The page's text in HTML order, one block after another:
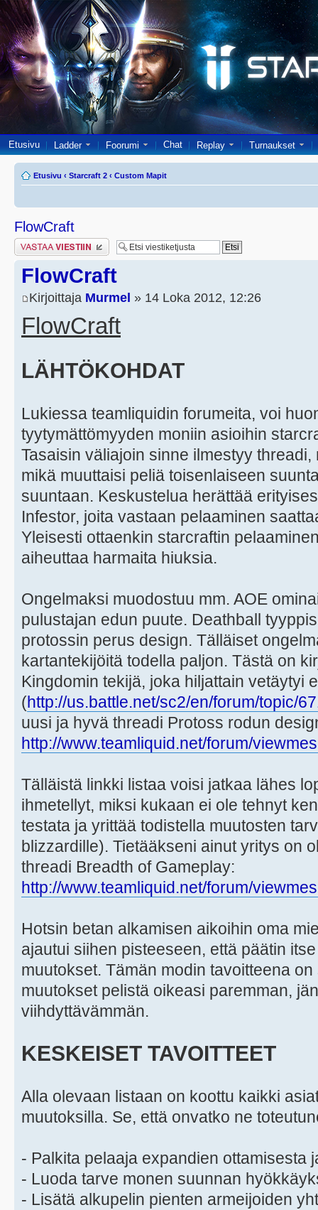
Etusivu Ladder Foorumi Chat Replay Turnaukset
Etusivu ‹ Starcraft 2 ‹ Custom Mapit
FlowCraft
Lähetä vastaus
FlowCraft
Kirjoittaja Murmel » 14 Loka 2012, 12:26
FlowCraft
LÄHTÖKOHDAT
Lukiessa teamliquidin forumeita, voi
tyytymättömyyden moniin asioihin
Tasaisin väliajoin sinne ilmestyy
mikä muuttaisi peliä toisenlaiseen
suuntaan. Keskustelua herättää
Infestor, joita vastaan pelaaminen
Yleisesti ottaenkin starcraftin
aiheuttaa harmaita hiuksia.
Ongelmaksi muodostuu mm. AOE
pulustajan edun puute. Deathball
protossin perus design. Tälläiset
kartantekijöitä todella paljon. Tästä on
Kingdomin tekijä, joka hiljattain vetäytyi
(http://us.battle.net/sc2/en/forum/topic/
uusi ja hyvä threadi Protoss rodun
http://www.teamliquid.net/forum/
Tälläistä linkki listaa voisi jatkaa lähes
ihmetellyt, miksi kukaan ei ole tehnyt
testata ja yrittää todistella muutosten
blizzardille). Tietääkseni ainut yritys on
threadi Breadth of Gameplay:
http://www.teamliquid.net/forum/
Hotsin betan alkamisen aikoihin oma
ajautui siihen pisteeseen, että päätin
muutokset. Tämän modin tavoitteena
muutokset pelistä oikeasi paremman,
viihdyttävämmän.
KESKEISET TAVOITTEET
Alla olevaan listaan on koottu kaikki
muutoksilla. Se, että onvatko ne
- Palkita pelaaja expandien ottamisesta
- Luoda tarve monen suunnan
- Lisätä alkupelin pienten armeijoiden